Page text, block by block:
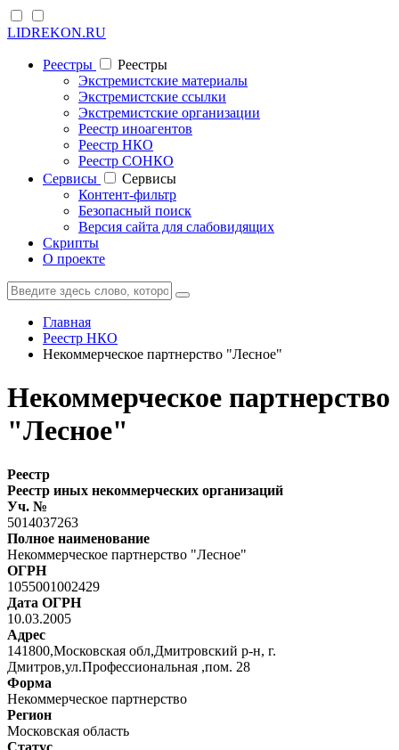
LIDREKON.RU
Реестры
Реестры
Экстремистские материалы
Экстремистские ссылки
Экстремистские организации
Реестр иноагентов
Реестр НКО
Реестр СОНКО
Cервисы
Cервисы
Контент-фильтр
Безопасный поиск
Версия сайта для слабовидящих
Скрипты
О проекте
Главная
Реестр НКО
Некоммерческое партнерство "Лесное"
Некоммерческое партнерство
"Лесное"
Реестр
Реестр иных некоммерческих организаций
Уч. №
5014037263
Полное наименование
Некоммерческое партнерство "Лесное"
ОГРН
1055001002429
Дата ОГРН
10.03.2005
Адрес
141800,Московская обл,Дмитровский р-н, г.
Дмитров,ул.Профессиональная ,пом. 28
Форма
Некоммерческое партнерство
Регион
Московская область
Статус